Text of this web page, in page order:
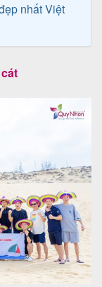
nhất Việt